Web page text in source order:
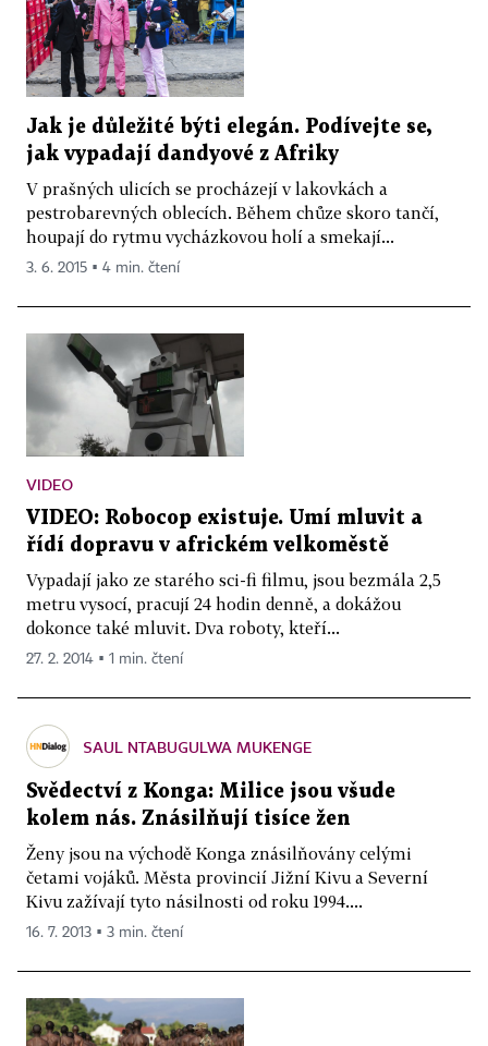
Jak je důležité býti elegán. Podívejte se,
jak vypadají dandyové z Afriky
V prašných ulicích se procházejí v lakovkách a
pestrobarevných oblecích. Během chůze skoro tančí,
houpají do rytmu vycházkovou holí a smekají...
3. 6. 2015 ▪ 4 min. čtení
VIDEO
VIDEO: Robocop existuje. Umí mluvit a
řídí dopravu v africkém velkoměstě
Vypadají jako ze starého sci-fi filmu, jsou bezmála 2,5
metru vysocí, pracují 24 hodin denně, a dokážou
dokonce také mluvit. Dva roboty, kteří...
27. 2. 2014 ▪ 1 min. čtení
SAUL NTABUGULWA MUKENGE
Svědectví z Konga: Milice jsou všude
kolem nás. Znásilňují tisíce žen
Ženy jsou na východě Konga znásilňovány celými
četami vojáků. Města provincií Jižní Kivu a Severní
Kivu zažívají tyto násilnosti od roku 1994....
16. 7. 2013 ▪ 3 min. čtení